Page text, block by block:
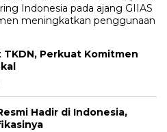
Perkuat Komitmen
Hadir di Indonesia,